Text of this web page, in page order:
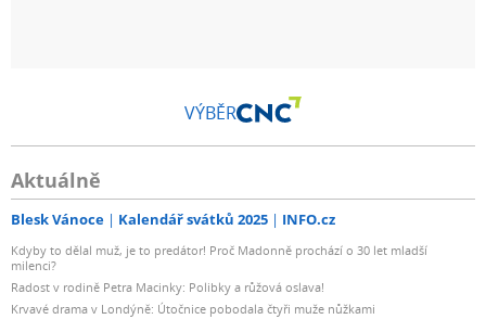
VÝBĚR
Aktuálně
Blesk Vánoce Kalendář svátků 2025 INFO.cz
Kdyby to dělal muž, je to predátor! Proč Madonně prochází o 30 let mladší
milenci?
Radost v rodině Petra Macinky: Polibky a růžová oslava!
Krvavé drama v Londýně: Útočnice pobodala čtyři muže nůžkami